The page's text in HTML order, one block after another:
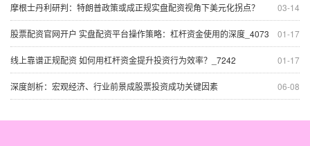
03-14
摩根士丹利研判：特朗普政策或成正规实盘配资视角下美元化拐点？
01-17
股票配资官网开户 实盘配资平台操作策略：杠杆资金使用的深度_4073
01-17
线上靠谱正规配资 如何用杠杆资金提升投资行为效率？_7242
06-08
深度剖析：宏观经济、行业前景成股票投资成功关键因素